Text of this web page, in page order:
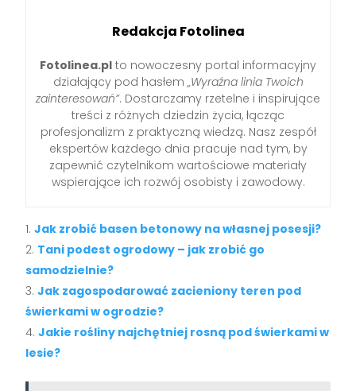
Redakcja Fotolinea
Fotolinea.pl to nowoczesny portal informacyjny
działający pod hasłem „Wyraźna linia Twoich
zainteresowań”. Dostarczamy rzetelne i inspirujące
treści z różnych dziedzin życia, łącząc
profesjonalizm z praktyczną wiedzą. Nasz zespół
ekspertów każdego dnia pracuje nad tym, by
zapewnić czytelnikom wartościowe materiały
wspierające ich rozwój osobisty i zawodowy.
Jak zrobić basen betonowy na własnej posesji?
Tani podest ogrodowy – jak zrobić go
samodzielnie?
Jak zagospodarować zacieniony teren pod
świerkami w ogrodzie?
Jakie rośliny najchętniej rosną pod świerkami w
lesie?